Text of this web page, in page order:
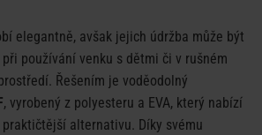
elegantně, avšak jejich údržba může být
používání venku s dětmi či v rušném
Řešením je voděodolný
, vyrobený z polyesteru a EVA, který nabízí
alternativu. Díky svému